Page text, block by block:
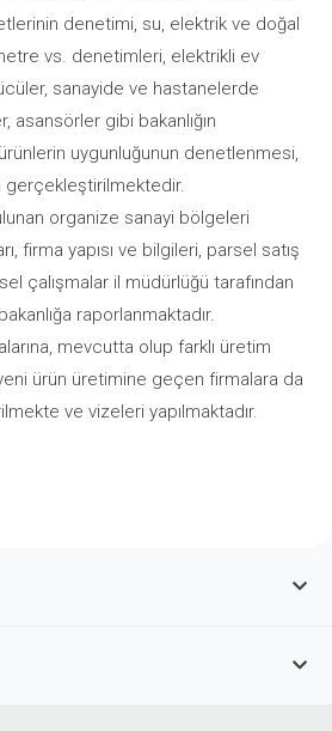
denetimi, su, elektrik ve doğal
vs. denetimleri, elektrikli ev
sanayide ve hastanelerde
asansörler gibi bakanlığın
uygunluğunun denetlenmesi,
gerçekleştirilmektedir.
organize sanayi bölgeleri
firma yapısı ve bilgileri, parsel satış
çalışmalar il müdürlüğü tarafından
raporlanmaktadır.
mevcutta olup farklı üretim
ürün üretimine geçen firmalara da
ve vizeleri yapılmaktadır.